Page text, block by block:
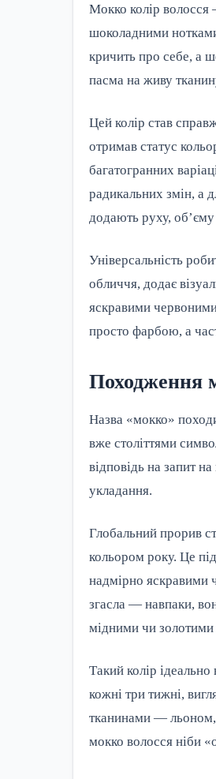
Мокко колір волосся
шоколадними
кричить про себе, а
пасма на живу
Цей колір став
отримав статус
багатогранних
радикальних змін, а
додають руху, об’єму
Універсальність
обличчя, додає
яскравими
просто фарбою, а
Походження
Назва «мокко»
вже століттями
відповідь на запит
укладання.
Глобальний прорив
кольором року. Це
надмірно яскравими
згасла — навпаки,
мідними чи золотими
Такий колір ідеально
кожні три тижні,
тканинами — льоном,
мокко волосся ніби